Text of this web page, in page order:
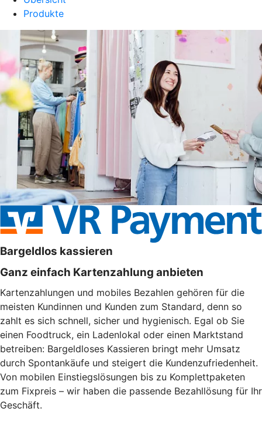
Produkte
Bargeldlos kassieren
Ganz einfach Kartenzahlung anbieten
Kartenzahlungen und mobiles Bezahlen gehören für die
meisten Kundinnen und Kunden zum Standard, denn so
zahlt es sich schnell, sicher und hygienisch. Egal ob Sie
einen Foodtruck, ein Ladenlokal oder einen Marktstand
betreiben: Bargeldloses Kassieren bringt mehr Umsatz
durch Spontankäufe und steigert die Kundenzufriedenheit.
Von mobilen Einstiegslösungen bis zu Komplettpaketen
zum Fixpreis – wir haben die passende Bezahllösung für Ihr
Geschäft.